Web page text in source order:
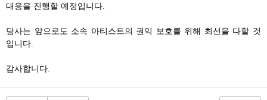
대응을 진행할 예정입니다.
당사는 앞으로도 소속 아티스트의 권익 보호를 위해 최선을 다할 것
입니다.
감사합니다.